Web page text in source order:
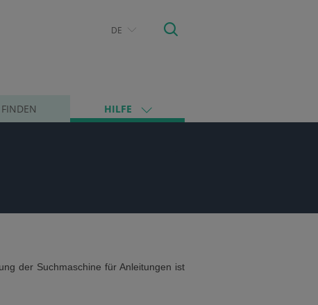
DE
HILFE
der Suchmaschine für Anleitungen ist